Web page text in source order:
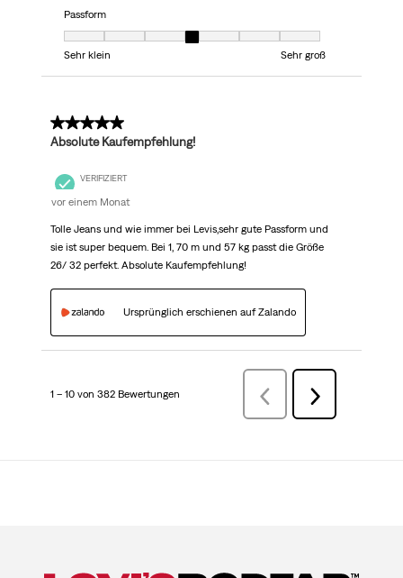
Passform
Sehr klein
Sehr groß
5 von 5 Sternen.
Absolute Kaufempfehlung!
VERIFIZIERT
vor einem Monat
Tolle Jeans und wie immer bei Levis,sehr gute Passform und
sie ist super bequem. Bei 1, 70 m und 57 kg passt die Größe
26/ 32 perfekt. Absolute Kaufempfehlung!
Ursprünglich erschienen auf Zalando
1 – 10 von 382 Bewertungen VorherigeBewertungen
Weiter
Bewertungen